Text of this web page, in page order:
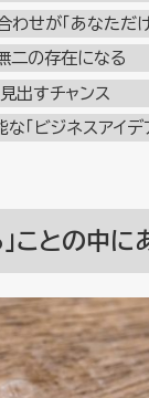
合わせが「あなた
二の存在になる
出すチャンス
「ビジネスアイデ
ことの中に